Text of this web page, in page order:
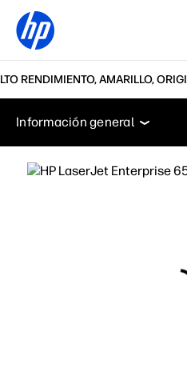
RENDIMIENTO, AMARILLO,
Información general
Información general
Información general